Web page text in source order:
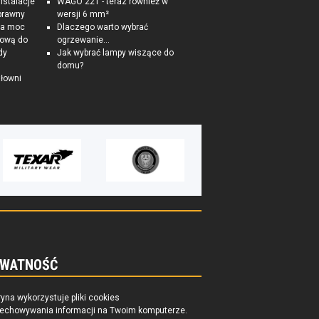
moc
do
wersji 6 mm²
Dlaczego warto wybrać
ogrzewanie...
Jak wybrać lampy wiszące do
domu?
wykorzystuje pliki cookies
informacji na Twoim komputerze.